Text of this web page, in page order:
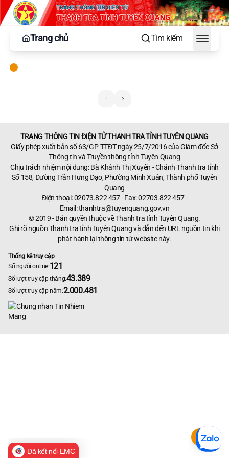
Trang chủ Tìm kiếm
Toggle
TRANG THÔNG TIN ĐIỆN TỬ THANH TRA TỈNH TUYÊN QUANG
Giấy phép xuất bản số 63/GP-TTĐT ngày 25/7/2016 của Giám đốc Sở
Thông tin và Truyền thông tỉnh Tuyên Quang
Chịu trách nhiệm nội dung: Bà Khánh Thị Xuyến - Chánh Thanh tra tỉnh
Số 158, Đường Trần Hưng Đạo, Phường Minh Xuân, Thành phố Tuyên
Quang
Điện thoại: 02073.822 457 - Fax: 02703.822 457 -
Email:thanhtra@tuyenquang.gov.vn
© 2019 - Bản quyền thuộc về Thanh tra tỉnh Tuyên Quang.
Ghi rõ nguồn Thanh tra tỉnh Tuyên Quang và dẫn đến URL nguồn tin khi
phát hành lại thông tin từ website này.
Thống kê truy cập
Số người online:121
Số lượt truy cập tháng:43.389
Số lượt truy cập năm:2.000.481
Đã kết nối EMC